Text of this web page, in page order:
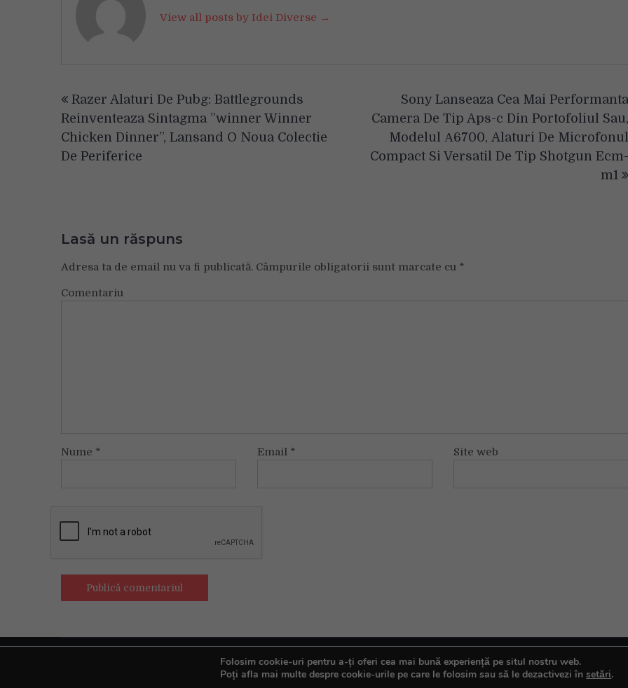
View all posts by Idei Diverse →
în
articole
Razer Alaturi De Pubg: Battlegrounds
Reinventeaza Sintagma ”winner Winner
Chicken Dinner”, Lansand O Noua Colectie
De Periferice
Sony Lanseaza Cea Mai Performanta
Camera De Tip Aps-c Din Portofoliul Sau,
Modelul Α6700, Alaturi De Microfonul
Compact Si Versatil De Tip Shotgun Ecm-
m1
Lasă un răspuns
Adresa ta de email nu va fi publicată. Câmpurile obligatorii sunt marcate cu *
Comentariu
Nume * Email * Site web
Copyright © All rights reserved.Folosim cookie-uri pentru a-ți oferi cea mai bună experiență pe situl nostru web.
Poți afla mai multe despre cookie-urile pe care le folosim sau să le dezactivezi însetări.